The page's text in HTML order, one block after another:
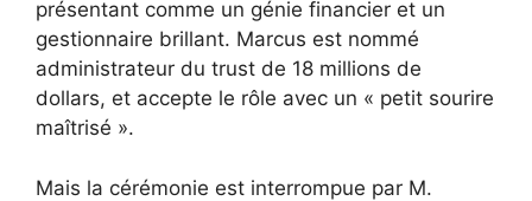
présentant comme un génie financier et un
gestionnaire brillant. Marcus est nommé
administrateur du trust de 18 millions de
dollars, et accepte le rôle avec un « petit sourire
maîtrisé ».
Mais la cérémonie est interrompue par M.